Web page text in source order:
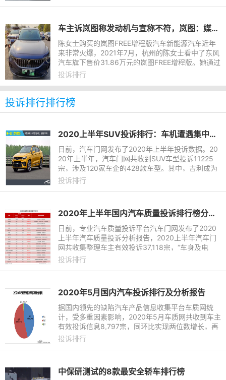
车主诉岚图称发动机与宣称不符，岚图：媒体自发报道信息不准
陈女士购买的岚图FREE增程版汽车新能源汽车近年
来非常火爆，2021年7月，杭州的陈女士看中了东风
汽车旗下售价31.86万元的岚图FREE增程版。她通过
在岚图汽车App上下单，成为该款新能源车的首批车
投诉排行
投诉排行排行榜
2020上半年SUV投诉排行：车机遭遇集中投诉
日前，汽车门网发布了2020年上半年投诉数据。20
20年上半年，汽车门网共收到SUV车型投诉11225
宗，涉及120家车企的428款车型。其中，吉利成为
投诉最多的品牌，投诉量达到了1444宗；大众和哈
投诉排行
2020年上半年国内汽车质量投诉排行榜分析报告
日前，专业汽车质量投诉平台汽车门网发布了2020
上半年汽车质量投诉分析报告，2020上半年汽车门
网共收集整理车主有效投诉37,118宗，“车身及电
气”、“发动机”和“售后服务”相关问题成为上半年重点
投诉排行
2020年5月国内汽车投诉排行及分析报告
据国内领先的缺陷汽车产品信息收集平台车质网统
计，受多重因素影响，2020年5月车质网共收到车主
有效投诉信息8,797宗，同环比实现两位数增长，再
次刷新了历史最高纪录，在车质网10年发展历程中
投诉排行
中保研测试的8款最安全轿车排行榜